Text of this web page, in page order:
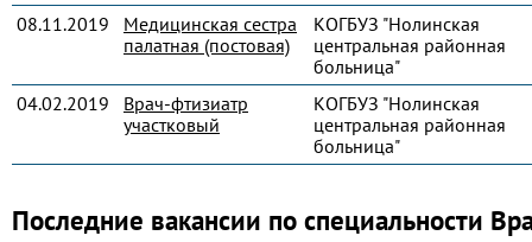
08.11.2019
Медицинская сестра
палатная (постовая)
КОГБУЗ "Нолинская
центральная районная
больница"
04.02.2019
Врач-фтизиатр
участковый
КОГБУЗ "Нолинская
центральная районная
больница"
Последние вакансии по специальности